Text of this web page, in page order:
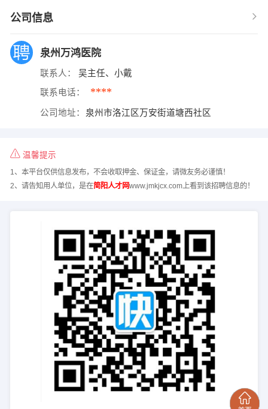
公司信息
泉州万鸿医院
联系人： 吴主任、小戴
联系电话： ****
公司地址： 泉州市洛江区万安街道塘西社区
温馨提示
1、本平台仅供信息发布，不会收取押金、保证金，请微友务必谨慎！
2、请告知用人单位，是在简阳人才网www.jmkjcx.com上看到该招聘信息的！